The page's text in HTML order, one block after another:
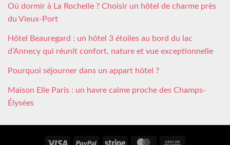
Où dormir à La Rochelle ? Choisir un hôtel de charme près
du Vieux-Port
Hôtel Beauregard : un hôtel 3 étoiles au bord du lac
d’Annecy qui réunit confort, nature et vue exceptionnelle
Pourquoi séjourner dans un appart hôtel ?
Maison Elle Paris : un havre calme proche des Champs-
Élysées
Visa PayPal Stripe MasterCard